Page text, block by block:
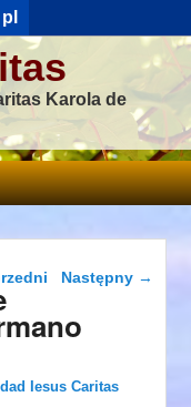
pl
Karola de
wpisuNastępny →
Iesus Caritas